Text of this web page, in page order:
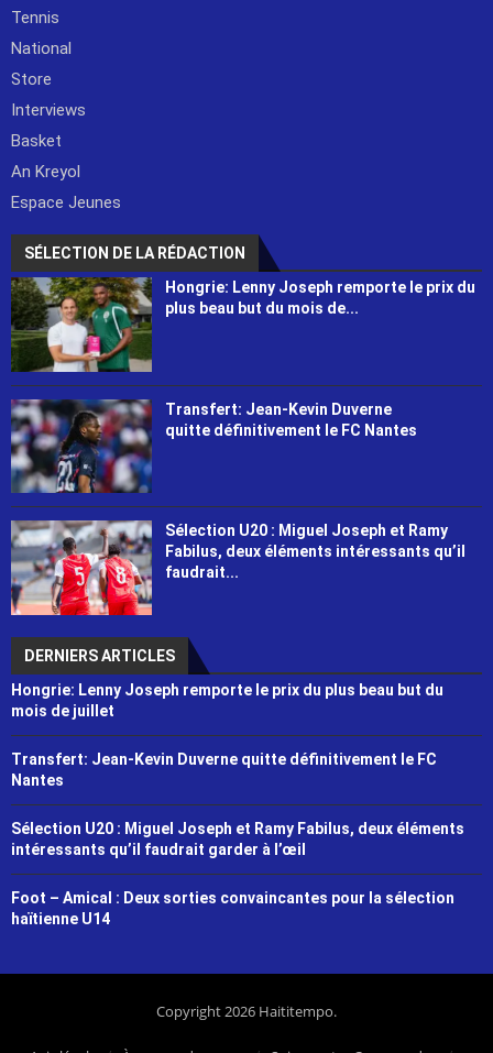
Tennis
National
Store
Interviews
Basket
An Kreyol
Espace Jeunes
SÉLECTION DE LA RÉDACTION
Hongrie: Lenny Joseph remporte le prix du
plus beau but du mois de...
Transfert: Jean-Kevin Duverne
quitte définitivement le FC Nantes
Sélection U20 : Miguel Joseph et Ramy
Fabilus, deux éléments intéressants qu’il
faudrait...
DERNIERS ARTICLES
Hongrie: Lenny Joseph remporte le prix du plus beau but du
mois de juillet
Transfert: Jean-Kevin Duverne quitte définitivement le FC
Nantes
Sélection U20 : Miguel Joseph et Ramy Fabilus, deux éléments
intéressants qu’il faudrait garder à l’œil
Foot – Amical : Deux sorties convaincantes pour la sélection
haïtienne U14
Copyright 2026 Haititempo.